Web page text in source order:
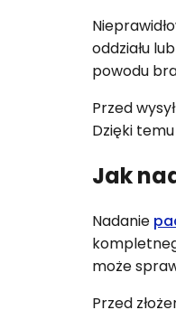
oddziału
powodu
Przed
Dzięki
Jak
Nadanie
może
Przed